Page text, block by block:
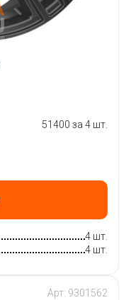
51400 за 4 шт.
4 шт.
4 шт.
Арт: 9301562